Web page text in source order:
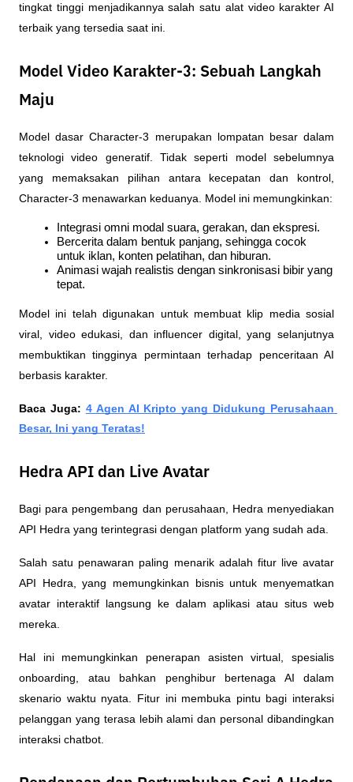
tingkat tinggi menjadikannya salah satu alat video karakter AI
terbaik yang tersedia saat ini.
Model Video Karakter-3: Sebuah Langkah
Maju
Model dasar Character-3 merupakan lompatan besar dalam
teknologi video generatif. Tidak seperti model sebelumnya
yang memaksakan pilihan antara kecepatan dan kontrol,
Character-3 menawarkan keduanya. Model ini memungkinkan:
Integrasi omni modal suara, gerakan, dan ekspresi.
Bercerita dalam bentuk panjang, sehingga cocok
untuk iklan, konten pelatihan, dan hiburan.
Animasi wajah realistis dengan sinkronisasi bibir yang
tepat.
Model ini telah digunakan untuk membuat klip media sosial
viral, video edukasi, dan influencer digital, yang selanjutnya
membuktikan tingginya permintaan terhadap penceritaan AI
berbasis karakter.
Baca Juga: 4 Agen AI Kripto yang Didukung Perusahaan
Besar, Ini yang Teratas!
Hedra API dan Live Avatar
Bagi para pengembang dan perusahaan, Hedra menyediakan
API Hedra yang terintegrasi dengan platform yang sudah ada.
Salah satu penawaran paling menarik adalah fitur live avatar
API Hedra, yang memungkinkan bisnis untuk menyematkan
avatar interaktif langsung ke dalam aplikasi atau situs web
mereka.
Hal ini memungkinkan penerapan asisten virtual, spesialis
onboarding, atau bahkan penghibur bertenaga AI dalam
skenario waktu nyata. Fitur ini membuka pintu bagi interaksi
pelanggan yang terasa lebih alami dan personal dibandingkan
interaksi chatbot.